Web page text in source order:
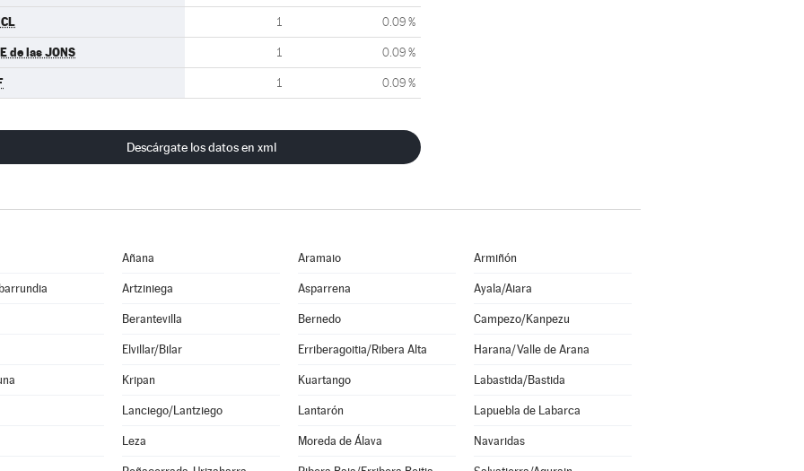
1 0.09 %
de las JONS 1 0.09 %
1 0.09 %
Descárgate los datos en xml
Añana Aramaio Armiñón
Artziniega Asparrena Ayala/Aiara
Berantevilla Bernedo Campezo/Kanpezu
Elvillar/Bilar Erriberagoitia/Ribera Alta Harana/Valle de Arana
Kripan Kuartango Labastida/Bastida
Lanciego/Lantziego Lantarón Lapuebla de Labarca
Leza Moreda de Álava Navaridas